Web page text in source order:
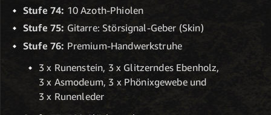
Stufe 74: 10 Azoth-Phiolen
Stufe 75: Gitarre: Störsignal-Geber (Skin)
Stufe 76: Premium-Handwerkstruhe
3 x Runenstein, 3 x Glitzerndes Ebenholz,
3 x Asmodeum, 3 x Phönixgewebe und
3 x Runenleder